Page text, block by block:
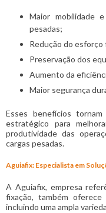
Maior mobilidade
pesadas;
Redução do
Preservação dos
Aumento da
Maior segurança
Esses benefícios
estratégico para
produtividade das
cargas pesadas.
Aguiafix: Especialista em
A Aguiafix, empresa
fixação, também
incluindo uma ampla